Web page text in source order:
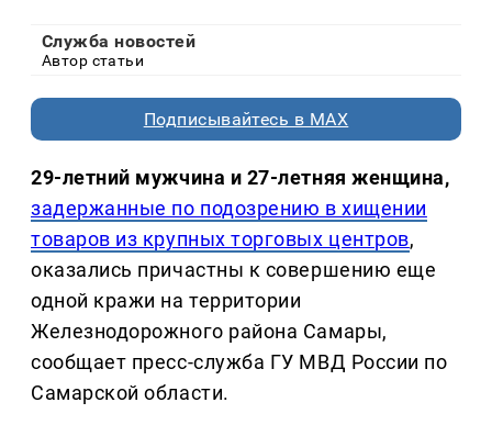
Служба новостей
Автор статьи
Подписывайтесь в MAX
29-летний мужчина и 27-летняя женщина,
задержанные по подозрению в хищении
товаров из крупных торговых центров,
оказались причастны к совершению еще
одной кражи на территории
Железнодорожного района Самары,
сообщает пресс-служба ГУ МВД России по
Самарской области.